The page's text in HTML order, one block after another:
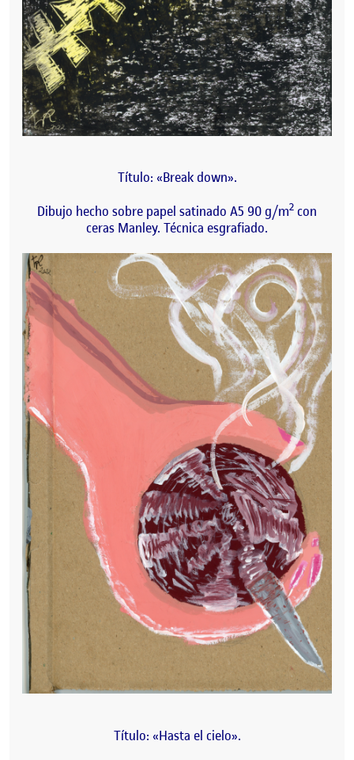
Título: «Break down».
Dibujo hecho sobre papel satinado A5 90 g/m2 con
ceras Manley. Técnica esgrafiado.
Título: «Hasta el cielo».